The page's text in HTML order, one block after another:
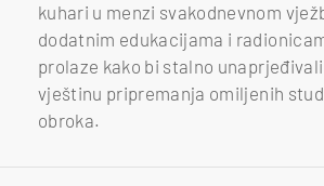
kuhari u menzi svakodnevnom
dodatnim edukacijama i
prolaze kako bi stalno
vještinu pripremanja omiljenih
obroka.